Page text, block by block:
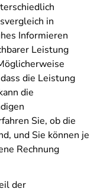
in
Informieren
Leistung
die Leistung
die
Sie, ob die
und Sie können je
Rechnung
der